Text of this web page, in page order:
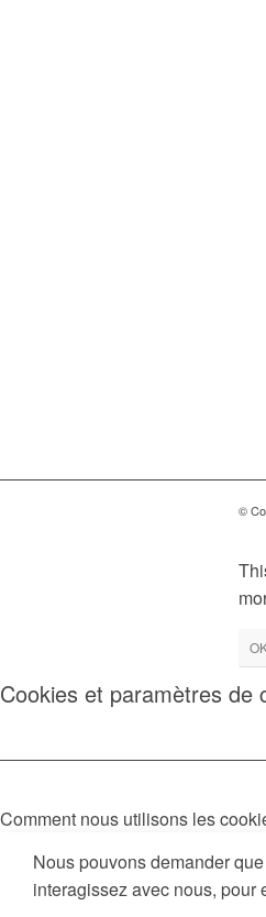
©
Cookies et paramètres de
Comment nous utilisons les
Nous pouvons demander
interagissez avec nous, pour